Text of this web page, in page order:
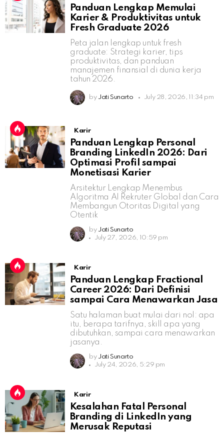
Panduan Lengkap Memulai
Karier & Produktivitas untuk
Fresh Graduate 2026
Peta jalan lengkap untuk fresh
graduate: Strategi karier, tips
produktivitas, dan panduan
manajemen finansial di dunia kerja
tahun 2026.
by Jati Sunarto July 28, 2026, 11:34 pm
Karir
Panduan Lengkap Personal
Branding LinkedIn 2026: Dari
Optimasi Profil sampai
Monetisasi Karier
Arsitektur Lengkap Menembus
Algoritma AI Rekruter Global dan Cara
Membangun Otoritas Digital yang
Otentik
by Jati Sunarto
July 27, 2026, 10:59 pm
Karir
Panduan Lengkap Fractional
Career 2026: Dari Definisi
sampai Cara Menawarkan Jasa
Satu halaman buat mulai dari nol: apa
itu, berapa tarifnya, skill apa yang
dibutuhkan, sampai cara menawarkan
jasanya.
by Jati Sunarto
July 24, 2026, 5:29 pm
Karir
Kesalahan Fatal Personal
Branding di LinkedIn yang
Merusak Reputasi